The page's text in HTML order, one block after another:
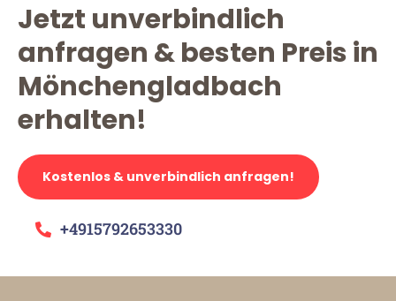
Jetzt unverbindlich
anfragen & besten Preis in
Mönchengladbach
erhalten!
Kostenlos & unverbindlich anfragen!
+4915792653330